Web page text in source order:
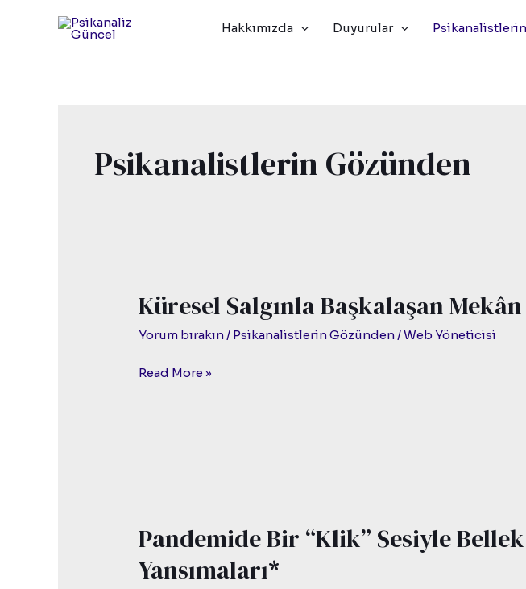
Hakkımızda Duyurular
Psikanalistlerin Gözünden
Küresel Salgınla Başkalaşan Mekân
Yorum bırakın/ Psikanalistlerin Gözünden/Web Yöneticisi
Küresel
Başkalaşan
Mekân
Read More »
Pandemide Bir “Klik” Sesiyle Bellek
Yansımaları*
Pandemide
“Klik”
pagination